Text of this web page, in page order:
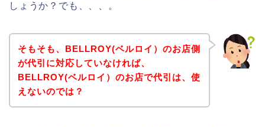
しょうか？でも、、、。
そもそも、BELLROY(ベルロイ）のお店側
が代引に対応していなければ、
BELLROY(ベルロイ）のお店で代引は、使
えないのでは？